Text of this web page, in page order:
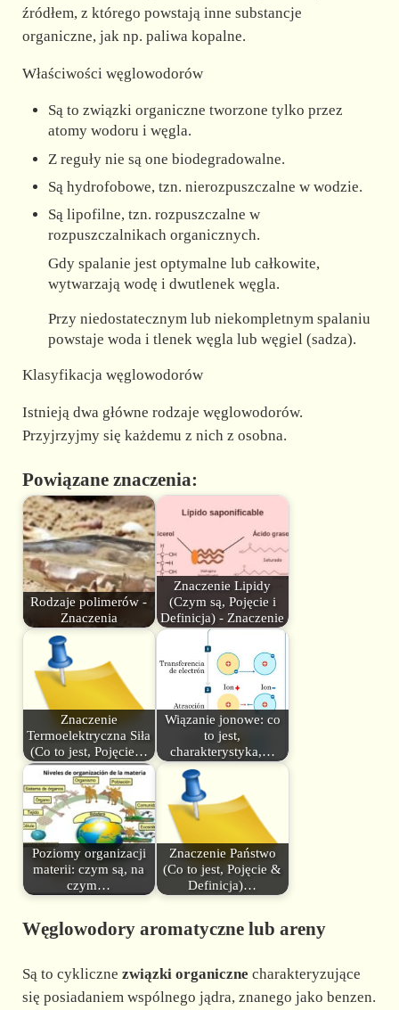
źródłem, z którego powstają inne substancje
organiczne, jak np. paliwa kopalne.
Właściwości węglowodorów
Są to związki organiczne tworzone tylko przez
atomy wodoru i węgla.
Z reguły nie są one biodegradowalne.
Są hydrofobowe, tzn. nierozpuszczalne w wodzie.
Są lipofilne, tzn. rozpuszczalne w
rozpuszczalnikach organicznych.
Gdy spalanie jest optymalne lub całkowite,
wytwarzają wodę i dwutlenek węgla.
Przy niedostatecznym lub niekompletnym spalaniu
powstaje woda i tlenek węgla lub węgiel (sadza).
Klasyfikacja węglowodorów
Istnieją dwa główne rodzaje węglowodorów.
Przyjrzyjmy się każdemu z nich z osobna.
Powiązane znaczenia:
Rodzaje polimerów -
Znaczenia
Znaczenie Lipidy
(Czym są, Pojęcie i
Definicja) - Znaczenie
Znaczenie
Termoelektryczna Siła
(Co to jest, Pojęcie…
Wiązanie jonowe: co
to jest,
charakterystyka,…
Poziomy organizacji
materii: czym są, na
czym…
Znaczenie Państwo
(Co to jest, Pojęcie &
Definicja)…
Węglowodory aromatyczne lub areny
Są to cykliczne związki organiczne charakteryzujące
się posiadaniem wspólnego jądra, znanego jako benzen.